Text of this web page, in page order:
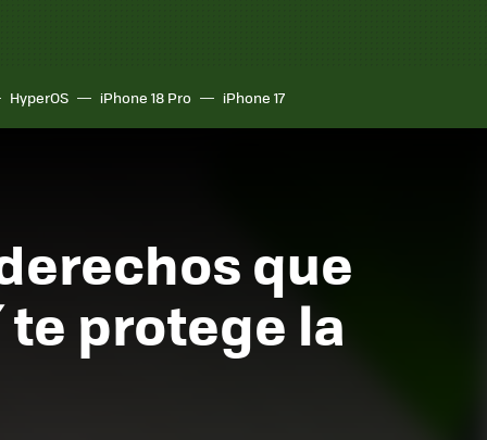
HyperOS iPhone 18 Pro iPhone 17
que
protege la